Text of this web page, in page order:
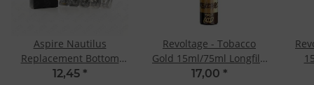
Aspire Nautilus
Replacement Bottom
Vertical Coil 1.0 Ohm
12,45 *
Revoltage - Tobacco
Gold 15ml/75ml Longfill-
Aroma
17,00 *